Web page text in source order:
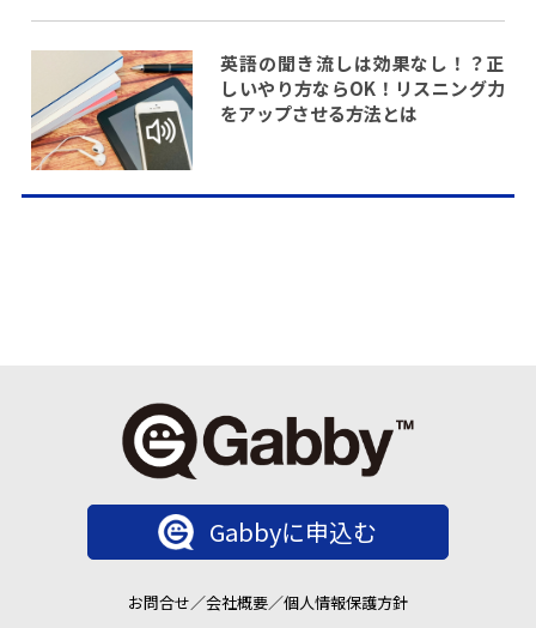
英語の聞き流しは効果なし！？正
しいやり方ならOK！リスニング力
をアップさせる方法とは
Gabbyに申込む
お問合せ／会社概要／個人情報保護方針